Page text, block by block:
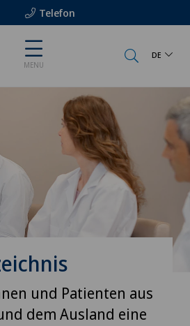
Telefon
MENU
DE
und Patienten aus
dem Ausland eine